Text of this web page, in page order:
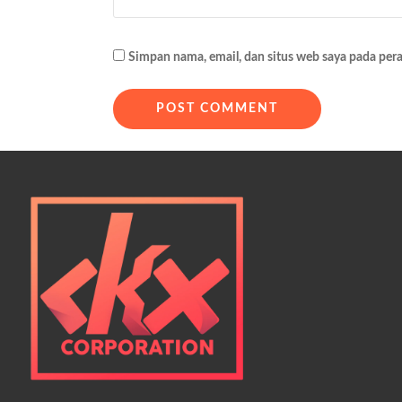
Simpan nama, email, dan situs web saya pada